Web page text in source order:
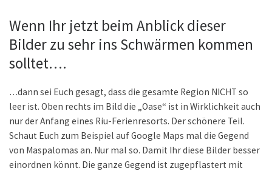
Wenn Ihr jetzt beim Anblick dieser
Bilder zu sehr ins Schwärmen kommen
solltet….
…dann sei Euch gesagt, dass die gesamte Region NICHT so
leer ist. Oben rechts im Bild die „Oase“ ist in Wirklichkeit auch
nur der Anfang eines Riu-Ferienresorts. Der schönere Teil.
Schaut Euch zum Beispiel auf Google Maps mal die Gegend
von Maspalomas an. Nur mal so. Damit Ihr diese Bilder besser
einordnen könnt. Die ganze Gegend ist zugepflastert mit